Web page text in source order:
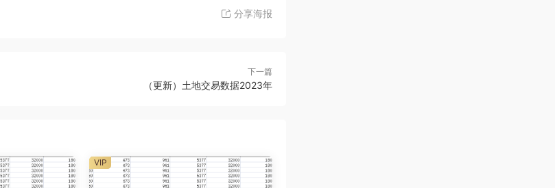
分享海报
下一篇
（更新）土地交易数据2023年
VIP